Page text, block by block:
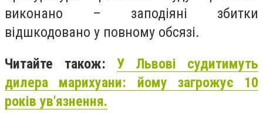
виконано – заподіяні збитки
відшкодовано у повному обсязі.
Читайте також: У Львові судитимуть
дилера марихуани: йому загрожує 10
років ув'язнення.